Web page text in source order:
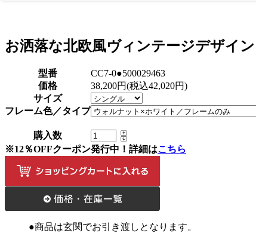
お洒落な北欧風ヴィンテージデザイ
型番
CC7-0●500029463
価格
38,200円(税込42,020円)
サイズ
フレーム色／タイプ
購入数
※12％OFFクーポン発行中！詳細はこちら
●商品は玄関でお引き渡しとなります。